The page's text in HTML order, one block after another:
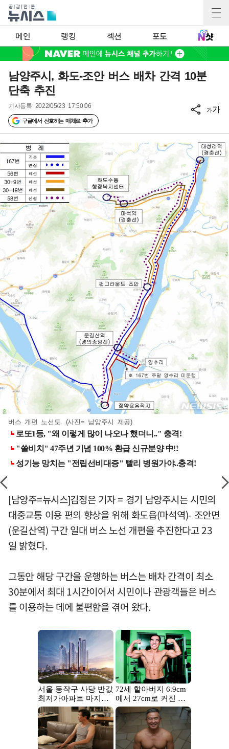
메인 랭킹 섹션 포토
남양주시, 화도-조안 버스 배차 간격 10분
단축 추진
기사등록 2022/05/23 17:50:06
구글에서 선호하는 매체로 추가
가가
버스 개편 노선도. (사진= 남양주시 제공)
[남양주=뉴시스]김정은 기자 = 경기 남양주시는 시민의
대중교통 이용 편의 향상을 위해 화도읍(마석역)- 조안면
(운길산역) 구간 일대 버스 노선 개편을 추진한다고 23
일 밝혔다.
그동안 해당 구간을 운행하는 버스는 배차 간격이 최소
30분에서 최대 1시간이어서 시민이나 관광객들은 버스
를 이용하는 데에 불편함을 겪어 왔다.